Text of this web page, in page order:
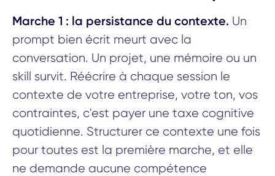
Marche 1 : la persistance du contexte. Un
prompt bien écrit meurt avec la
conversation. Un projet, une mémoire ou un
skill survit. Réécrire à chaque session le
contexte de votre entreprise, votre ton, vos
contraintes, c'est payer une taxe cognitive
quotidienne. Structurer ce contexte une fois
pour toutes est la première marche, et elle
ne demande aucune compétence